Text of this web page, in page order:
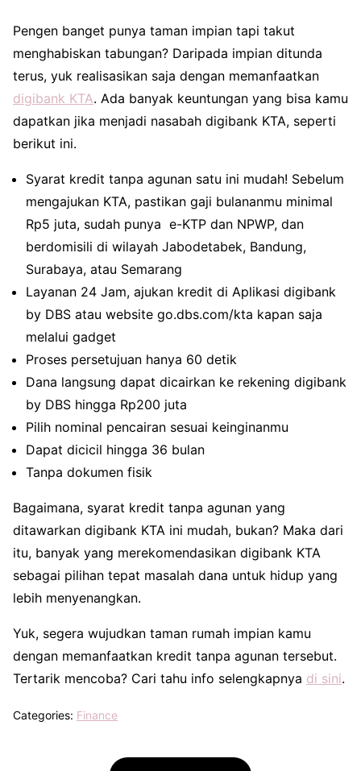
Pengen banget punya taman impian tapi takut
menghabiskan tabungan? Daripada impian ditunda
terus, yuk realisasikan saja dengan memanfaatkan
digibank KTA. Ada banyak keuntungan yang bisa kamu
dapatkan jika menjadi nasabah digibank KTA, seperti
berikut ini.
Syarat kredit tanpa agunan satu ini mudah! Sebelum
mengajukan KTA, pastikan gaji bulananmu minimal
Rp5 juta, sudah punya e-KTP dan NPWP, dan
berdomisili di wilayah Jabodetabek, Bandung,
Surabaya, atau Semarang
Layanan 24 Jam, ajukan kredit di Aplikasi digibank
by DBS atau website go.dbs.com/kta kapan saja
melalui gadget
Proses persetujuan hanya 60 detik
Dana langsung dapat dicairkan ke rekening digibank
by DBS hingga Rp200 juta
Pilih nominal pencairan sesuai keinginanmu
Dapat dicicil hingga 36 bulan
Tanpa dokumen fisik
Bagaimana, syarat kredit tanpa agunan yang
ditawarkan digibank KTA ini mudah, bukan? Maka dari
itu, banyak yang merekomendasikan digibank KTA
sebagai pilihan tepat masalah dana untuk hidup yang
lebih menyenangkan.
Yuk, segera wujudkan taman rumah impian kamu
dengan memanfaatkan kredit tanpa agunan tersebut.
Tertarik mencoba? Cari tahu info selengkapnya di sini.
Categories: Finance